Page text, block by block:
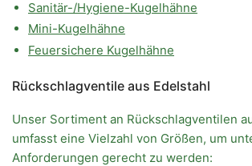
Sanitär-/Hygiene-Kugelhähne
Mini-Kugelhähne
Feuersichere Kugelhähne
Rückschlagventile aus Edelstahl
Unser Sortiment an Rückschlagventilen
umfasst eine Vielzahl von Größen, um
Anforderungen gerecht zu werden: